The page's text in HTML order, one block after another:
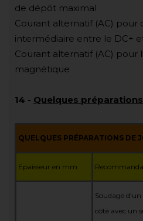
de dépôt maximal
Courant alternatif (AC) pour
intermédiaire entre le DC+
Courant alternatif (AC) pour
magnétique
14 - Quelques
QUELQUES PRÉPARATIONS DE
Epaisseur en mm
Soudage d'un
côté avec un